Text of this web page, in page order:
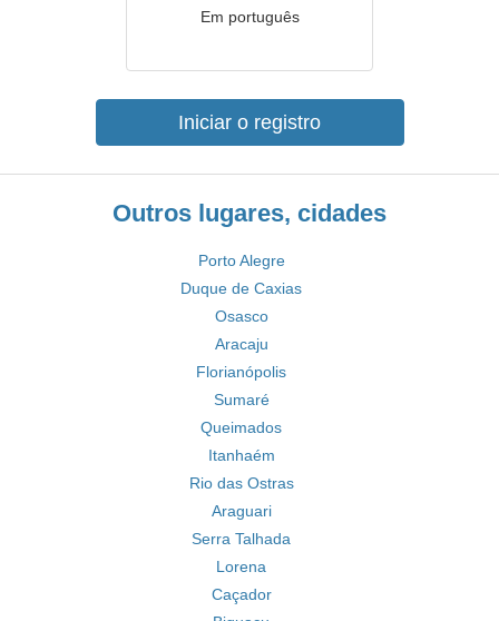
Em português
Iniciar o registro
Outros lugares, cidades
Porto Alegre
Duque de Caxias
Osasco
Aracaju
Florianópolis
Sumaré
Queimados
Itanhaém
Rio das Ostras
Araguari
Serra Talhada
Lorena
Caçador